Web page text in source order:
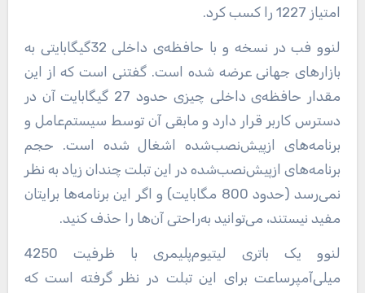
امتیاز 1227 را کسب کرد.
لنوو فب در نسخه و با حافظه‌ی داخلی 32گیگابایتی به
بازارهای جهانی عرضه شده است. گفتنی است که از این
مقدار حافظه‌ی داخلی چیزی حدود 27 گیگابایت آن در
دسترس کاربر قرار دارد و مابقی آن توسط سیستم‌عامل و
برنامه‌های ازپیش‌نصب‌شده اشغال شده است. حجم
برنامه‌های ازپیش‌نصب‌شده در این تبلت چندان زیاد به نظر
نمی‌رسد (حدود 800 مگابایت) و اگر این برنامه‌ها برایتان
مفید نیستند، می‌توانید به‌راحتی آن‌ها را حذف کنید.
لنوو یک باتری لیتیوم‌پلیمری با ظرفیت 4250
میلی‌آمپرساعت برای این تبلت در نظر گرفته است که